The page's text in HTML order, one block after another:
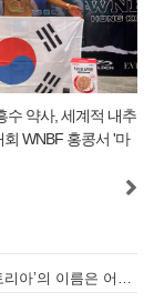
수 약사, 세계적 내추
WNBF 홍콩서 '마
빅토리아 하버, 빅토리아 피크, 빅토리아 파크. '빅토리아’의 이름은 어떻게 온 걸까? - [이승권 원장의 생활칼럼]